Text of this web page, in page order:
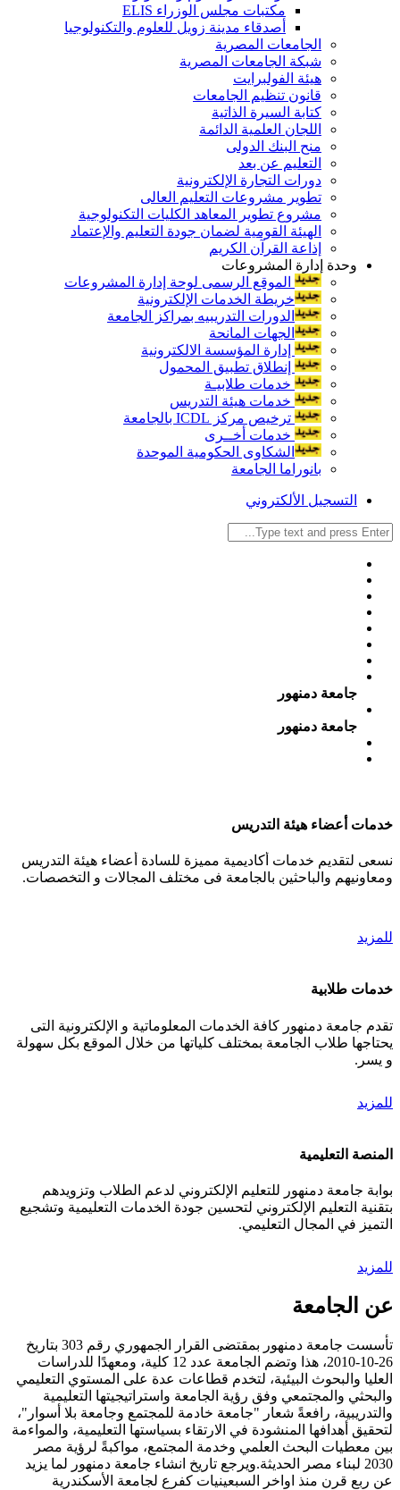
مكتبات مجلس الوزراء ELIS
أصدقاء مدينة زويل للعلوم والتكنولوجيا
الجامعات المصرية
شبكة الجامعات المصرية
هيئة الفولبرايت
قانون تنظيم الجامعات
كتابة السيرة الذاتية
اللجان العلمية الدائمة
منح البنك الدولى
التعليم عن بعد
دورات التجارة الإلكترونية
تطوير مشروعات التعليم العالى
مشروع تطوير المعاهد الكليات التكنولوجية
الهيئة القومية لضمان جودة التعليم والإعتماد
إذاعة القرآن الكريم
وحدة إدارة المشروعات
الموقع الرسمى لوحة إدارة المشروعات
خريطة الخدمات الإلكترونية
الدورات التدريبيه بمراكز الجامعة
الجهات المانحة
إدارة المؤسسة الالكترونية
إنطلاق تطبيق المحمول
خدمات طلابيـة
خدمات هيئة التدريس
ترخيص مركز ICDL بالجامعة
خدمات أخــرى
الشكاوى الحكومية الموحدة
بانوراما الجامعة
التسجيل الألكتروني
جامعة دمنهور
جامعة دمنهور
خدمات أعضاء هيئة التدريس
نسعى لتقديم خدمات أكاديمية مميزة للسادة أعضاء هيئة التدريس
ومعاونيهم والباحثين بالجامعة فى مختلف المجالات و التخصصات.
للمزيد
خدمات طلابية
تقدم جامعة دمنهور كافة الخدمات المعلوماتية و الإلكترونية التى
يحتاجها طلاب الجامعة بمختلف كلياتها من خلال الموقع بكل سهولة
و يسر.
للمزيد
المنصة التعليمية
بوابة جامعة دمنهور للتعليم الإلكتروني لدعم الطلاب وتزويدهم
بتقنية التعليم الإلكتروني لتحسين جودة الخدمات التعليمية وتشجيع
التميز في المجال التعليمي.
للمزيد
عن الجامعة
تأسست جامعة دمنهور بمقتضى القرار الجمهوري رقم 303 بتاريخ
26-10-2010، هذا وتضم الجامعة عدد 12 كلية، ومعهدًا للدراسات
العليا والبحوث البيئية، لتخدم قطاعات عدة على المستوي التعليمي
والبحثي والمجتمعي وفق رؤية الجامعة واستراتيجيتها التعليمية
والتدريبية، رافعةً شعار "جامعة خادمة للمجتمع وجامعة بلا أسوار"،
لتحقيق أهدافها المنشودة في الارتقاء بسياستها التعليمية، والمواءمة
بين معطيات البحث العلمي وخدمة المجتمع، مواكبةً لرؤية مصر
2030 لبناء مصر الحديثة.ويرجع تاريخ انشاء جامعة دمنهور لما يزيد
عن ربع قرن منذ اواخر السبعينيات كفرع لجامعة الأسكندرية